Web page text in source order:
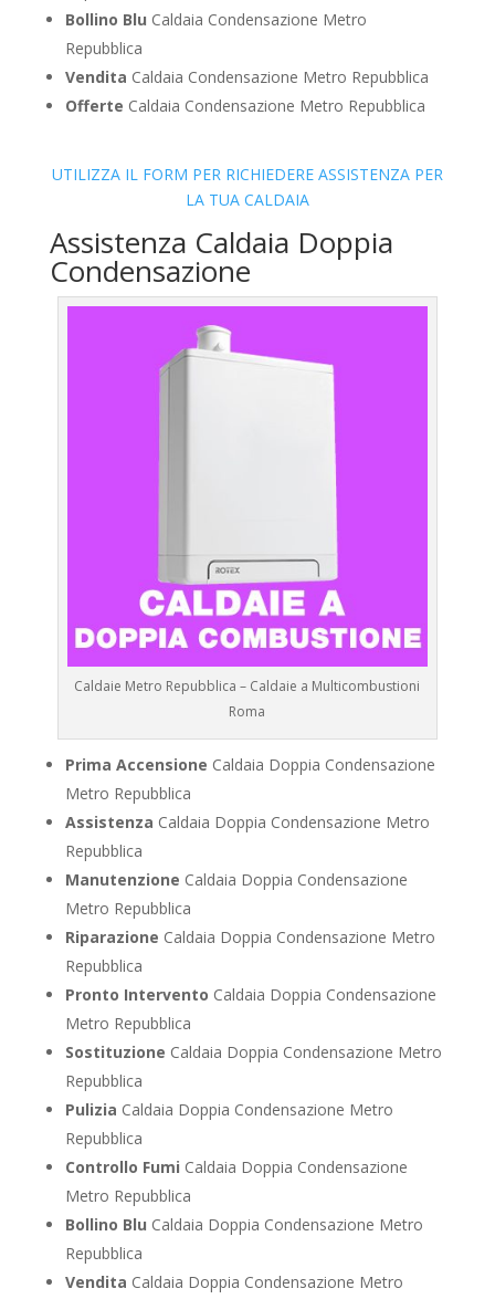
Bollino Blu Caldaia Condensazione Metro
Repubblica
Vendita Caldaia Condensazione Metro Repubblica
Offerte Caldaia Condensazione Metro Repubblica
UTILIZZA IL FORM PER RICHIEDERE ASSISTENZA PER
LA TUA CALDAIA
Assistenza Caldaia Doppia
Condensazione
Caldaie Metro Repubblica – Caldaie a Multicombustioni
Roma
Prima Accensione Caldaia Doppia Condensazione
Metro Repubblica
Assistenza Caldaia Doppia Condensazione Metro
Repubblica
Manutenzione Caldaia Doppia Condensazione
Metro Repubblica
Riparazione Caldaia Doppia Condensazione Metro
Repubblica
Pronto Intervento Caldaia Doppia Condensazione
Metro Repubblica
Sostituzione Caldaia Doppia Condensazione Metro
Repubblica
Pulizia Caldaia Doppia Condensazione Metro
Repubblica
Controllo Fumi Caldaia Doppia Condensazione
Metro Repubblica
Bollino Blu Caldaia Doppia Condensazione Metro
Repubblica
Vendita Caldaia Doppia Condensazione Metro